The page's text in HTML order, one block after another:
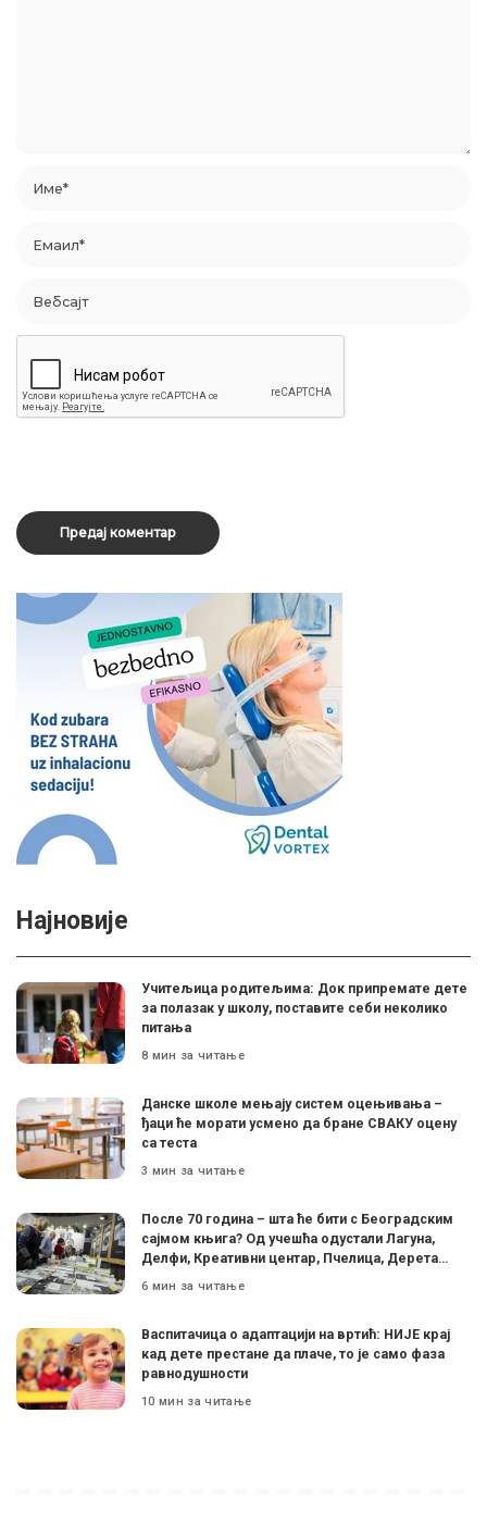
Најновије
Учитељица родитељима: Док припремате дете
за полазак у школу, поставите себи неколико
питања
8 мин за читање
Данске школе мењају систем оцењивања –
ђаци ће морати усмено да бране СВАКУ оцену
са теста
3 мин за читање
После 70 година – шта ће бити с Београдским
сајмом књига? Од учешћа одустали Лагуна,
Делфи, Креативни центар, Пчелица, Дерета…
6 мин за читање
Васпитачица о адаптацији на вртић: НИЈЕ крај
кад дете престане да плаче, то је само фаза
равнодушности
10 мин за читање